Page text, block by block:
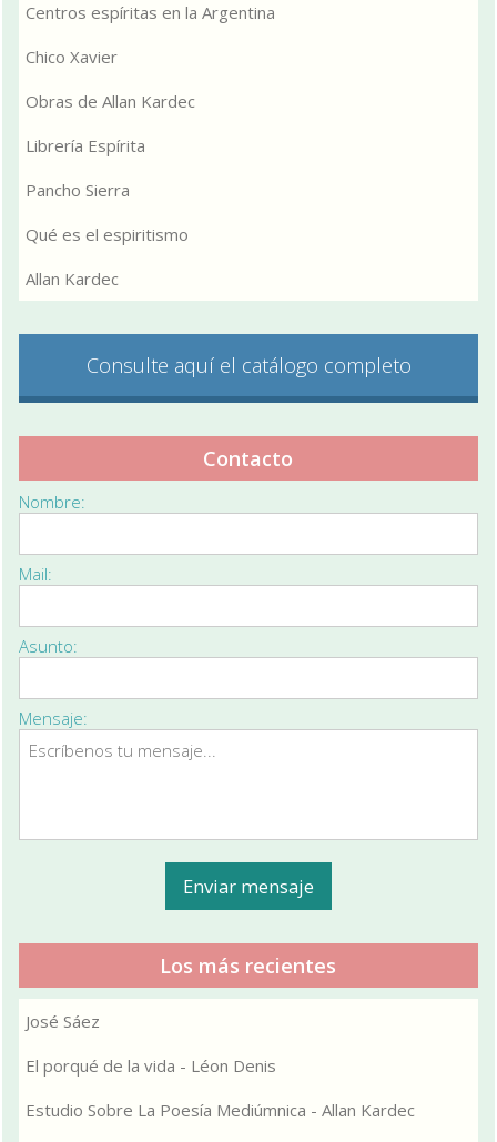
Centros espíritas en la Argentina
Chico Xavier
Obras de Allan Kardec
Librería Espírita
Pancho Sierra
Qué es el espiritismo
Allan Kardec
Consulte aquí el catálogo completo
Contacto
Nombre:
Mail:
Asunto:
Mensaje:
Los más recientes
José Sáez
El porqué de la vida - Léon Denis
Estudio Sobre La Poesía Mediúmnica - Allan Kardec